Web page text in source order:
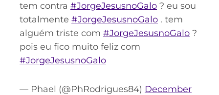
tem contra #JorgeJesusnoGalo ? eu sou
totalmente #JorgeJesusnoGalo . tem
alguém triste com #JorgeJesusnoGalo ?
pois eu fico muito feliz com
#JorgeJesusnoGalo
— Phael (@PhRodrigues84) December